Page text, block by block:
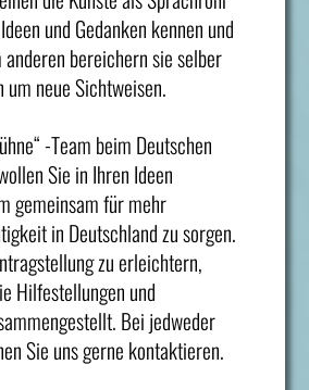
und Gedanken kennen und
anderen bereichern sie selber
neue Sichtweisen.
-Team beim Deutschen
Sie in Ihren Ideen
gemeinsam für mehr
in Deutschland zu sorgen.
zu erleichtern,
Hilfestellungen und
Bei jedweder
Sie uns gerne kontaktieren.